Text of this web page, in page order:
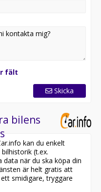
fält
Skicka
bilens
kan du enkelt
(t.ex.
data när du ska köpa din
är helt gratis att
smidigare, tryggare